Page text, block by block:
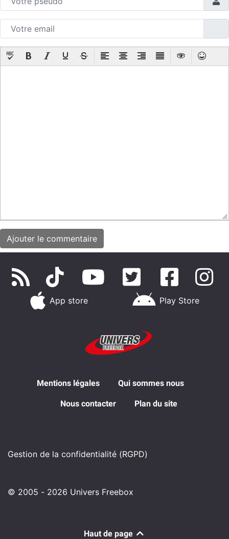
App store Play Store
Mentions légales Qui sommes nous
Nous contacter Plan du site
Gestion de la confidentialité (RGPD)
© 2005 - 2026 Univers Freebox
Haut de page